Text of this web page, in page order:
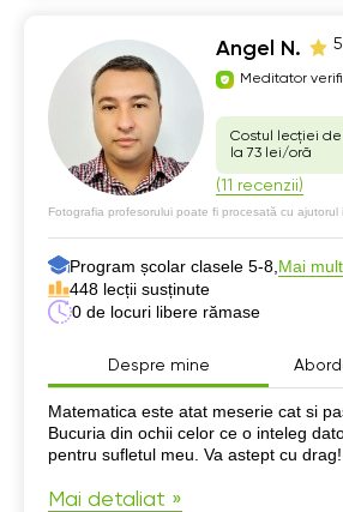
Angel N. 5
Meditator
Costul lecției de
la 73 lei/oră
(11 recenzii)
Fotografia profesorului poate fi procesată cu ajutorul
Program școlar clasele 5-8, Mai
448 lecții susținute
0 de locuri libere rămase
Despre mine
Despre mine
Matematica este atat meserie cat si
Bucuria din ochii celor ce o inteleg
pentru sufletul meu. Va astept cu drag!
Mai detaliat »